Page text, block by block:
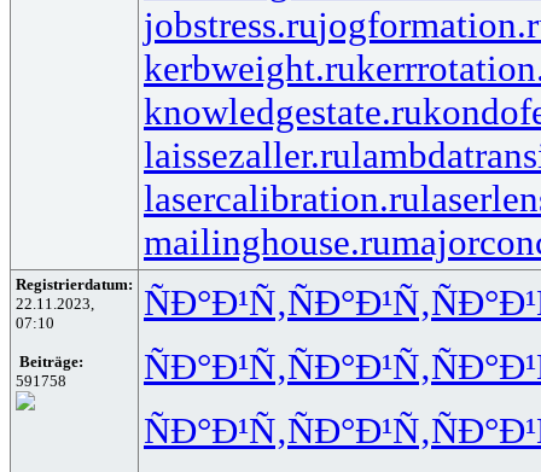
jobstress.ru
kerbweight.ru
knowledgestate.ru
laissezaller.ru
lasercalibration.ru
mailinghouse.ru
Registrierdatum:
22.11.2023,
07:10
Beiträge:
591758
ÑÐ°Ð¹Ñ‚ÑÐ°Ð¹Ñ‚
ÑÐ°Ð¹Ñ‚ÑÐ°Ð¹Ñ‚
ÑÐ°Ð¹Ñ‚ÑÐ°Ð¹Ñ‚